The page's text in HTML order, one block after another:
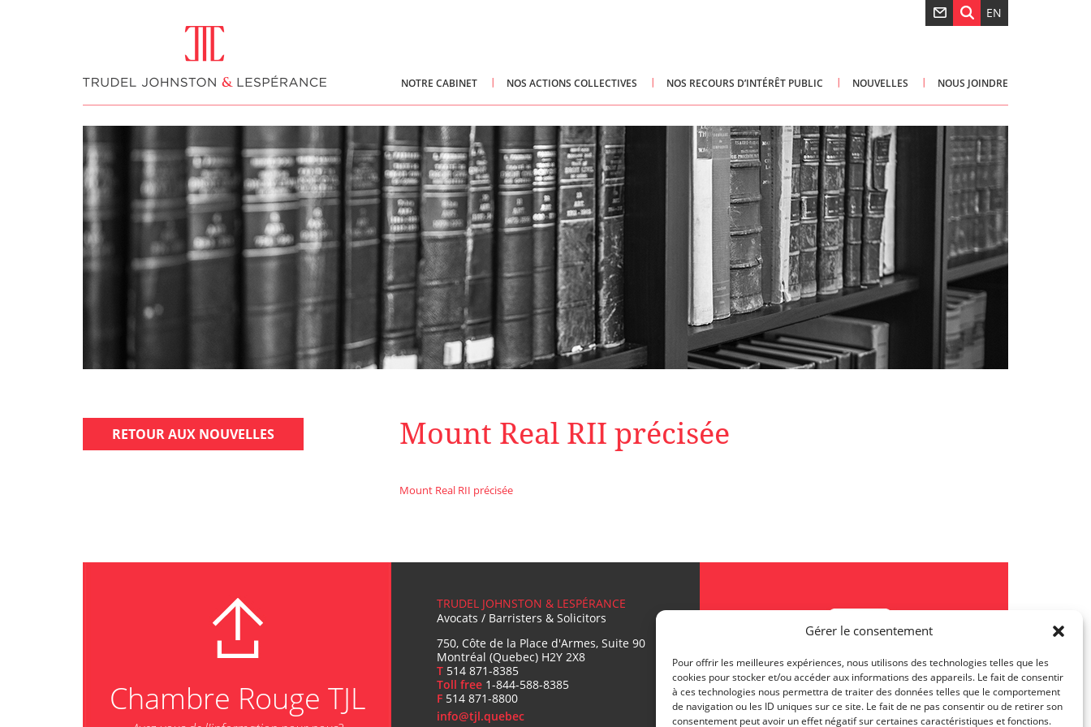
Gérer le consentement
Pour offrir les meilleures expériences, nous utilisons des technologies telles que les
cookies pour stocker et/ou accéder aux informations des appareils. Le fait de consentir
à ces technologies nous permettra de traiter des données telles que le comportement
de navigation ou les ID uniques sur ce site. Le fait de ne pas consentir ou de retirer son
consentement peut avoir un effet négatif sur certaines caractéristiques et fonctions.
EN
NOTRE CABINET NOS ACTIONS COLLECTIVES NOS RECOURS D’INTÉRÊT PUBLIC NOUVELLES NOUS JOINDRE
RETOUR AUX NOUVELLES Mount Real RII précisée
Mount Real RII précisée
Chambre Rouge TJL Les actualités TJL
TRUDEL JOHNSTON & LESPÉRANCE
Avocats / Barristers & Solicitors
750, Côte de la Place d'Armes, Suite 90
Montréal (Quebec) H2Y 2X8
T 514 871-8385
Toll free 1-844-588-8385
F 514 871-8800
info@tjl.quebec